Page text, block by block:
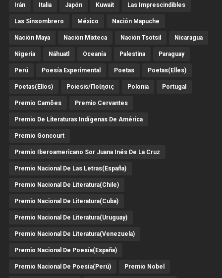
Irán Italia Japón Kuwait Las Imprescindibles
Las Sinsombrero México Nación Mapuche
Nación Maya Nación Mixteca Nación Tsotsil Nicaragua
Nigeria Náhuatl Oceanía Palestina Paraguay
Perú Poesía Experimental Poetas Poetas(Elles)
Poetas(Ellos) Poiesis/ποίησις Polonia Portugal
Premio Camões Premio Cervantes
Premio De Literaturas Indígenas De América
Premio Goncourt
Premio Iberoamericano Sor Juana Inés De La Cruz
Premio Nacional De Las Letras(España)
Premio Nacional De Literatura(Chile)
Premio Nacional De Literatura(Cuba)
Premio Nacional De Literatura(Uruguay)
Premio Nacional De Literatura(Venezuela)
Premio Nacional De Poesía(España)
Premio Nacional De Poesía(Perú) Premio Nobel